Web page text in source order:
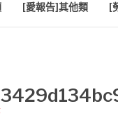
[愛報告]其他類 [